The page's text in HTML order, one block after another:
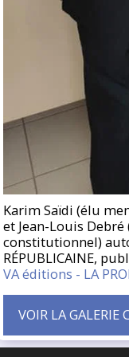
Karim Saïdi (élu
et Jean-Louis
constitutionnel)
RÉPUBLICAINE,
VA éditions - LA
VOIR LA GALERIE